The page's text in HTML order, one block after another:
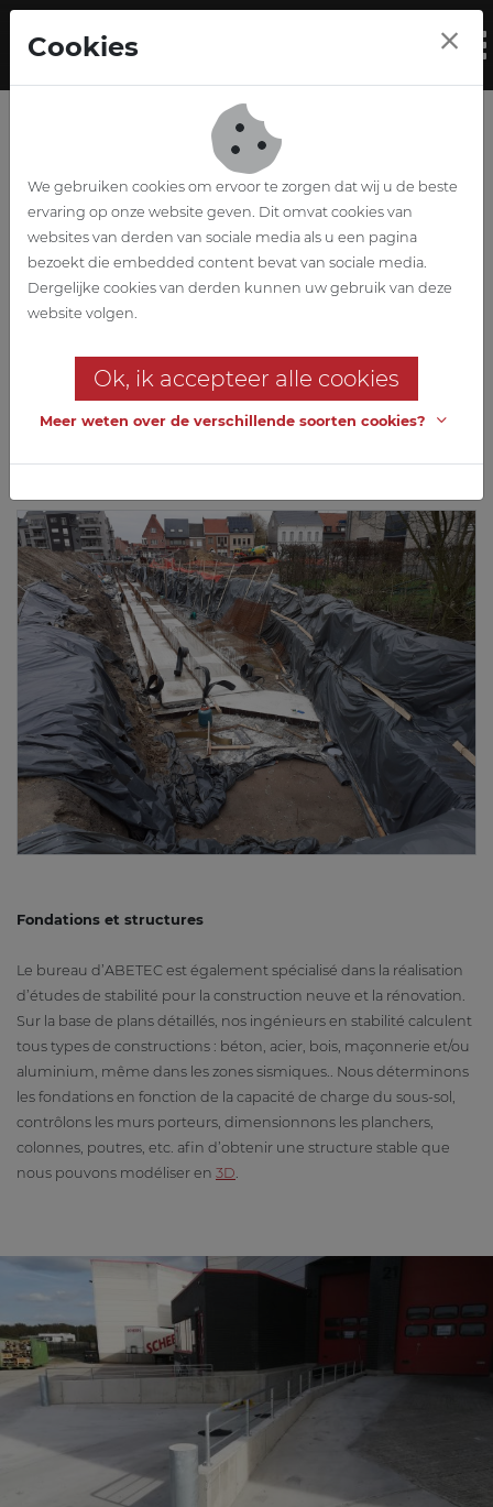
Skip to main content
Stabilité
stabilité pour vos constructions
en béton, acier, bois, maçonnerie
et/ou aluminium, même dans les
zones sismiques.
Fondations et structures
Le bureau d’ABETEC est également spécialisé dans la réalisation
d’études de stabilité pour la construction neuve et la rénovation.
Sur la base de plans détaillés, nos ingénieurs en stabilité calculent
tous types de constructions : béton, acier, bois, maçonnerie et/ou
aluminium, même dans les zones sismiques.. Nous déterminons
les fondations en fonction de la capacité de charge du sous-sol,
contrôlons les murs porteurs, dimensionnons les planchers,
colonnes, poutres, etc. afin d’obtenir une structure stable que
nous pouvons modéliser en 3D.
Cookies
We gebruiken cookies om ervoor te zorgen dat wij u de beste
ervaring op onze website geven. Dit omvat cookies van
websites van derden van sociale media als u een pagina
bezoekt die embedded content bevat van sociale media.
Dergelijke cookies van derden kunnen uw gebruik van deze
website volgen.
Ok, ik accepteer alle cookies
Meer weten over de verschillende soorten cookies?